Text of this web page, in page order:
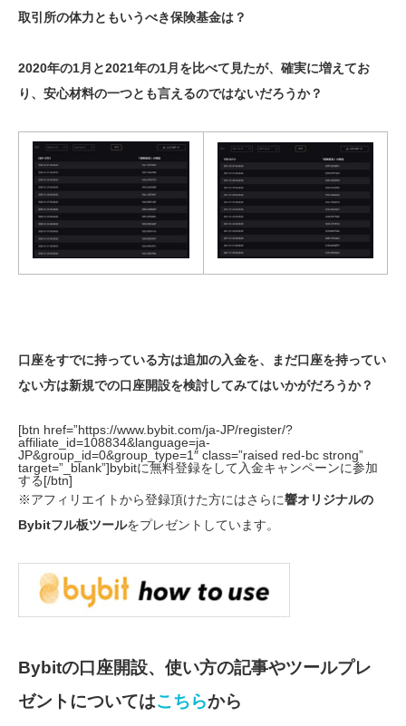
取引所の体力ともいうべき保険基金は？
2020年の1月と2021年の1月を比べて見たが、確実に増えてお
り、安心材料の一つとも言えるのではないだろうか？
口座をすでに持っている方は追加の入金を、まだ口座を持ってい
ない方は新規での口座開設を検討してみてはいかがだろうか？
[btn href=”https://www.bybit.com/ja-JP/register/?
affiliate_id=108834&language=ja-
JP&group_id=0&group_type=1″ class=”raised red-bc strong”
target=”_blank”]bybitに無料登録をして入金キャンペーンに参加
する[/btn]
※アフィリエイトから登録頂けた方にはさらに響オリジナルの
Bybitフル板ツールをプレゼントしています。
Bybitの口座開設、使い方の記事やツールプレ
ゼントについてはこちらから